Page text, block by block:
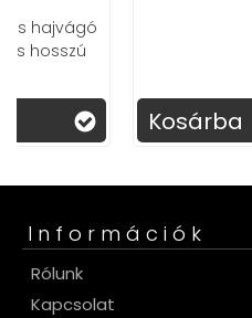
Kosárba
Információk
Rólunk
Kapcsolat